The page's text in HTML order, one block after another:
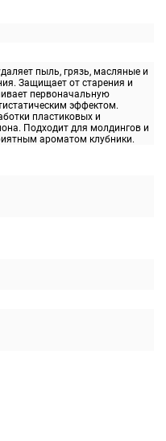
пыль, грязь, масляные и
Защищает от старения и
первоначальную
эффектом.
пластиковых и
Подходит для молдингов и
ароматом клубники.